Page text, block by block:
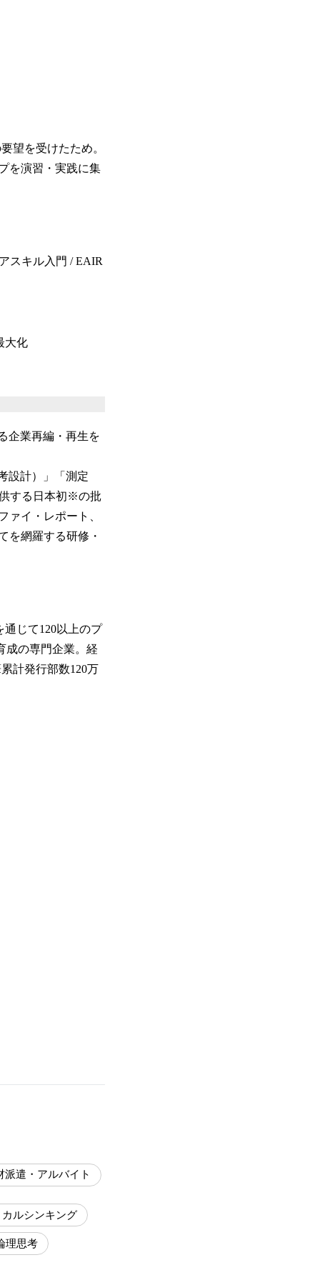
望を受けたため。
を演習・実践に集
スキル入門 / EAIR
大化
企業再編・再生を
設計）」「測定
する日本初※の批
ァイ・レポート、
を網羅する研修・
じて120以上のプ
成の専門企業。経
計発行部数120万
派遣・アルバイト
ルシンキング
理思考